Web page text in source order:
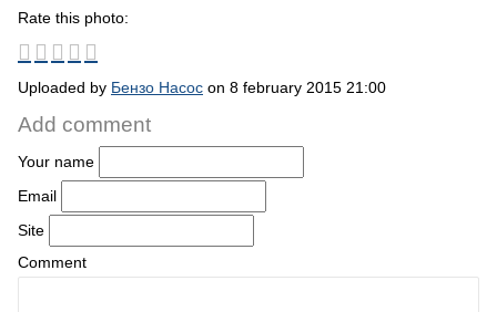
Rate this photo:
Uploaded by Бензо Насос on 8 february 2015 21:00
Add comment
Your name
Email
Site
Comment